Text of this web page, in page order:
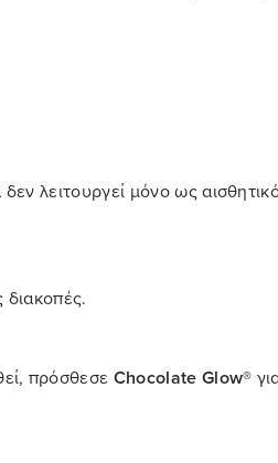
λειτουργεί μόνο ως
πρόσθεσε Chocolate Glow®